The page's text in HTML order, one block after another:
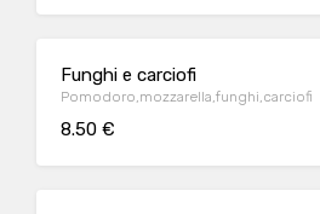
Funghi e carciofi
Pomodoro,mozzarella,funghi,carciofi
8.50 €